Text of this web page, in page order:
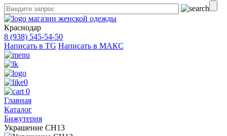
магазин женской одежды
Краснодар
8 (938) 545-54-50
Написать в TG Написать в МАКС
0
0
Главная
Каталог
Бижутерия
Украшение CH13